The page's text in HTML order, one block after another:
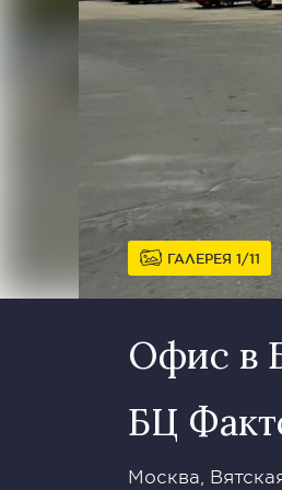
ГАЛЕРЕЯ 1 11
Офис в
БЦ
Москва,